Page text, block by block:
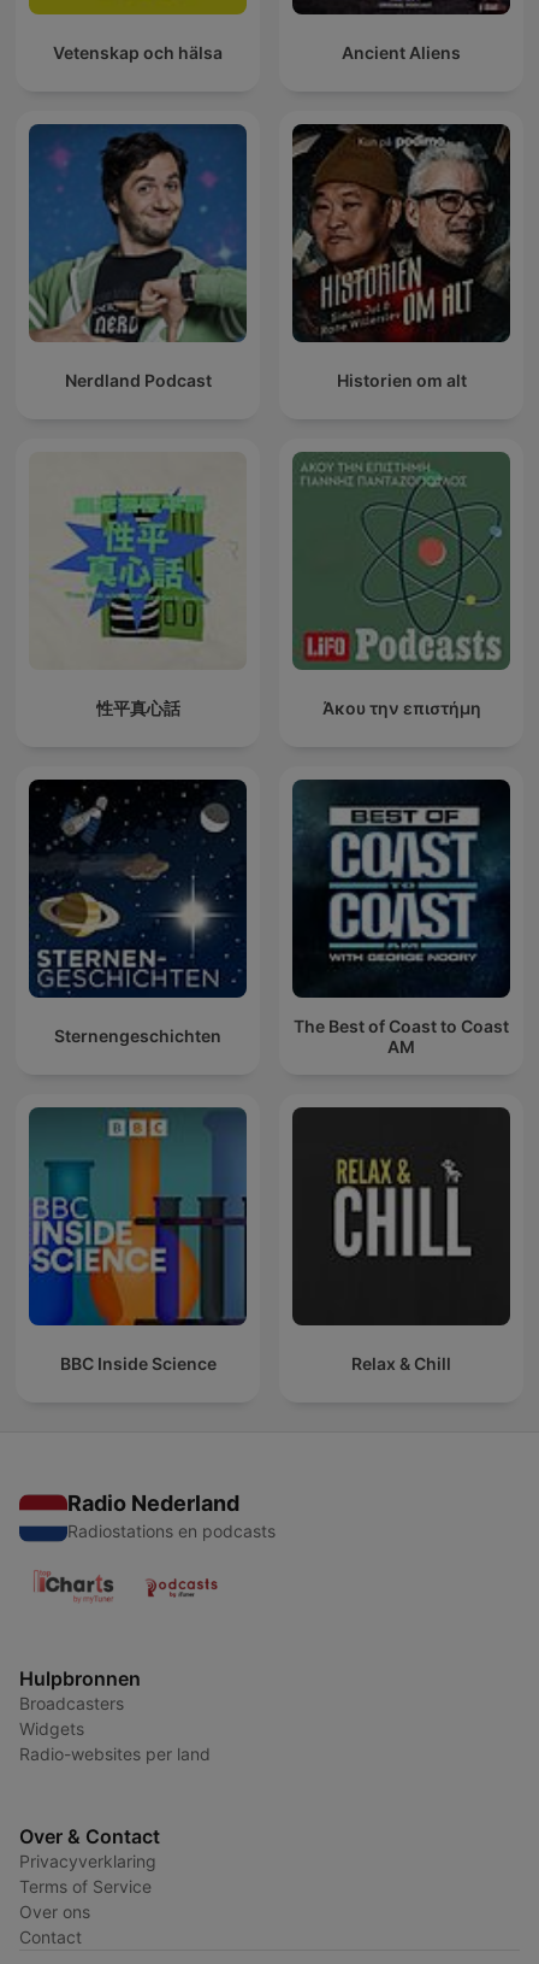
Vetenskap och hälsa Ancient Aliens
Nerdland Podcast Historien om alt
性平真心話 Άκου την επιστήμη
Sternengeschichten
The Best of Coast to Coast
AM
BBC Inside Science Relax & Chill
Radio Nederland
Radiostations en podcasts
Hulpbronnen
Broadcasters
Widgets
Radio-websites per land
Over & Contact
Privacyverklaring
Terms of Service
Over ons
Contact